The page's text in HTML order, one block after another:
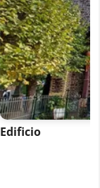
Edificio